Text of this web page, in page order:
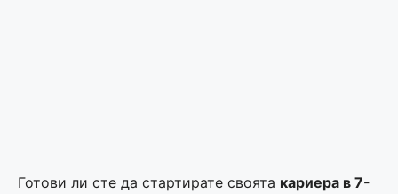
Готови ли сте да стартирате своята кариера в 7-